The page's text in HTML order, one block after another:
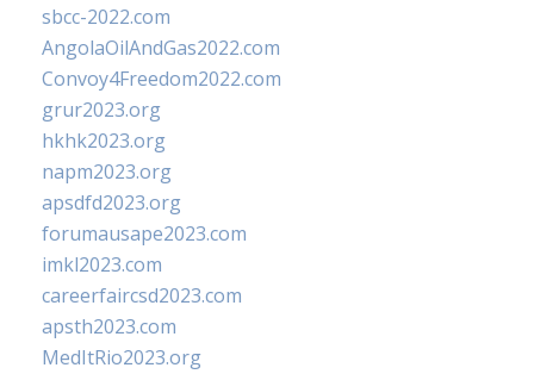
sbcc-2022.com
AngolaOilAndGas2022.com
Convoy4Freedom2022.com
grur2023.org
hkhk2023.org
napm2023.org
apsdfd2023.org
forumausape2023.com
imkl2023.com
careerfaircsd2023.com
apsth2023.com
MedItRio2023.org